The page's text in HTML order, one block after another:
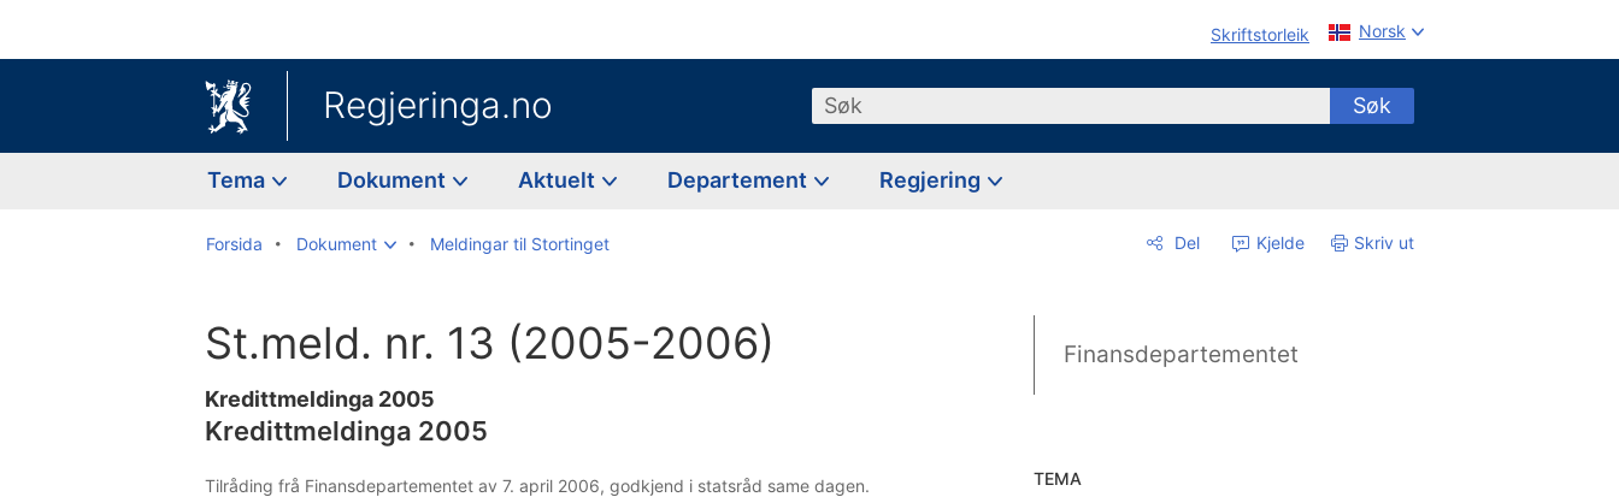
Skriftstorleik Norsk
Regjeringa.no Søk Søk
Tema Dokument Aktuelt Departement Regjering
Forsida Dokument Meldingar til Stortinget Del Kjelde Skriv ut
St.meld. nr. 13 (2005-2006)
Kredittmeldinga 2005
Kredittmeldinga 2005
Tilråding frå Finansdepartementet av 7. april 2006, godkjend i statsråd same dagen.
Finansdepartementet
TEMA